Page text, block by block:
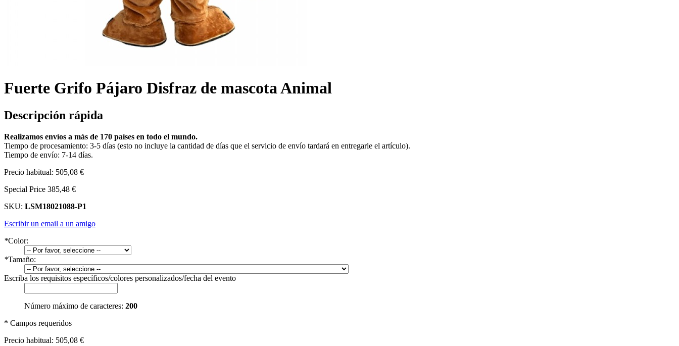
Fuerte Grifo Pájaro Disfraz de mascota Animal
Descripción rápida
Realizamos envíos a más de 170 países en todo el mundo.
Tiempo de procesamiento: 3-5 días (esto no incluye la cantidad de días que el servicio de envío tardará en entregarle el artículo).
Tiempo de envío: 7-14 días.
Precio habitual: 505,08 €
Special Price 385,48 €
SKU: LSM18021088-P1
Escribir un email a un amigo
*Color:
*Tamaño:
Escriba los requisitos específicos/colores personalizados/fecha del evento
Número máximo de caracteres: 200
* Campos requeridos
Precio habitual: 505,08 €